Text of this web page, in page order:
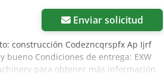
Enviar solicitud
construcción Codezncqrspfx Ap Ijrf
bueno Condiciones de entrega: EXW
para obtener más información.